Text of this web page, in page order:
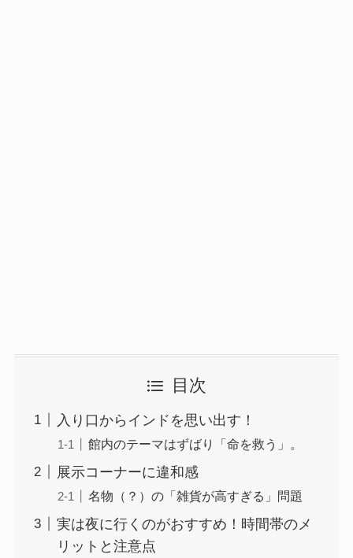
目次
入り口からインドを思い出す！
館内のテーマはずばり「命を救う」。
展示コーナーに違和感
名物（？）の「雑貨が高すぎる」問題
実は夜に行くのがおすすめ！時間帯のメ
リットと注意点